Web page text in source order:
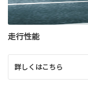
走行性能
詳しくはこちら